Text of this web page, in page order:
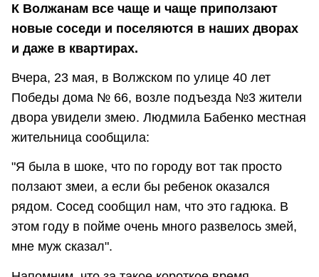
К Волжанам все чаще и чаще приползают
новые соседи и поселяются в наших дворах
и даже в квартирах.
Вчера, 23 мая, в Волжском по улице 40 лет
Победы дома № 66, возле подъезда №3 жители
двора увидели змею. Людмила Бабенко местная
жительница сообщила:
"Я была в шоке, что по городу вот так просто
ползают змеи, а если бы ребенок оказался
рядом. Сосед сообщил нам, что это гадюка. В
этом году в пойме очень много развелось змей,
мне муж сказал".